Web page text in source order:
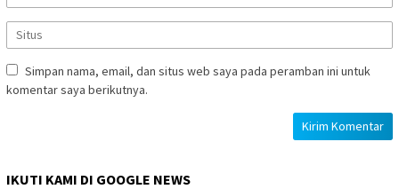
Simpan nama, email, dan situs web saya pada peramban ini untuk
komentar saya berikutnya.
IKUTI KAMI DI GOOGLE NEWS